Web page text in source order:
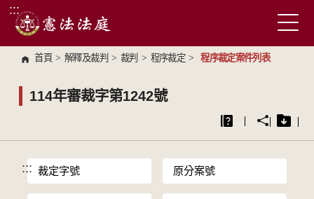
跳到主要內容區塊
:::
首頁 > 解釋及裁判 > 裁判 > 程序裁定 > 程序裁定案件列表
114年審裁字第1242號
::: 裁定字號 原分案號